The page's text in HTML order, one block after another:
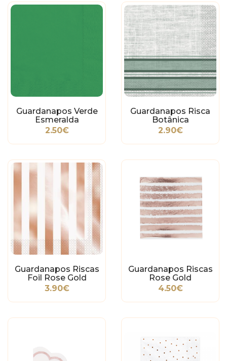
Guardanapos Verde
Esmeralda
2.50€
Guardanapos Risca
Botânica
2.90€
Guardanapos Riscas
Foil Rose Gold
3.90€
Guardanapos Riscas
Rose Gold
4.50€